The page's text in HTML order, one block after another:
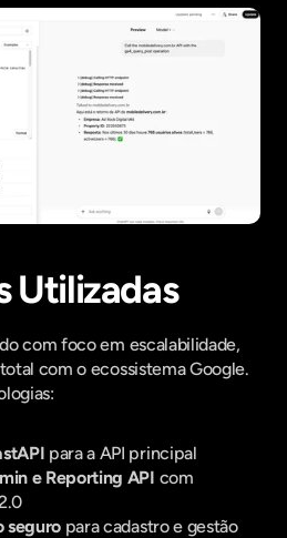
Utilizadas
com foco em escalabilidade,
com o ecossistema Google.
para a API principal
e Reporting API com
seguro para cadastro e gestão